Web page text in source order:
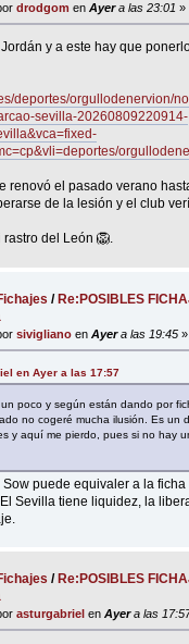
drodgom en Ayera las 23:01 »
y a este hay que
deportes/orgullodenervion/
sevilla-20260809220914-
renovó el pasado verano
de la lesión y el club
del León 🦁.
/Re:POSIBLES
sivigliano en Ayera las 19:45»
en Ayera las 17:57
poco y según están dando por
no cogeré mucha ilusión. Es un
y aquí me pierdo, pues si no hay
puede equivaler a la
Sevilla tiene liquidez, la
/ Re:POSIBLES
asturgabriel en Ayera las